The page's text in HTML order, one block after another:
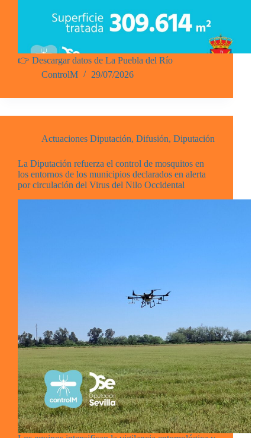
👉 Descargar datos de La Puebla del Río
ControlM
29/07/2026
Actuaciones Diputación, Difusión, Diputación
La Diputación refuerza el control de mosquitos en
los entornos de los municipios declarados en alerta
por circulación del Virus del Nilo Occidental